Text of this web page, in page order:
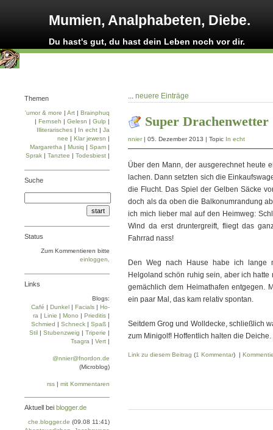
Mumien, Analphabeten, Diebe.
Du hast's gut, du hast dein Leben noch vor dir.
... neuere Einträge
Super Drachenwetter
nnier| 05. Dezember 2013 | Topic In echt
Über den Mann, der ausgerechnet heute
lachen. Dann setzten sich die
die Flucht. Das Spiel der Gelben Säcke
doch als da oben die Balkonumrandung
ich mich lieber mal auf den Heimweg:
Wind da erst druntergreift, fliegt das
Fahrrad nass!
Den Weg nach Hause habe ich lange
Helgoland schön ruhig sein, aber ich
gemächlich dem Heimathafen entgegen.
ein paar Mal, das kam relativ spontan.
Seitdem Grog und Wolldecke, schließlich
zum Minigolf! Hoffentlich halten die Deiche.
Link zu diesem Beitrag (1 Kommentar) |
Themen
'umor & more | Art | Brainphuq
| Fernseh | Gelesn | Gulp |
Illiterarisches | In echt | Ja
nee | Klar jewesn |
Margaretha | Musiq | Spam |
Sprak | Tanztee | Todesbiest |
Suche
Status
Zum Kommentieren bitte
einloggen
Links
Blogs:
Café | Dun­kel | Facials | Ho­
ra | Linie | Mo­no | Prie­di­tis |
Schmied | Schneck | Spaß |
Stil | Stu­ben­zweig | Tri­pe­rie |
Tsa­gra | Vert |
@nnier@fnordon.de
(Microblog)
rss | mit Kommentaren
Aktuell bei blogger.de
che.blogger.de (09.08 11:41)